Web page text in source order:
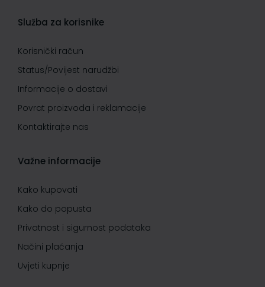
Služba za korisnike
Korisnički račun
Status/Povijest narudžbi
Informacije o dostavi
Povrat proizvoda i reklamacije
Kontaktirajte nas
Važne informacije
Kako kupovati
Kako do popusta
Privatnost i sigurnost podataka
Načini plaćanja
Uvjeti kupnje